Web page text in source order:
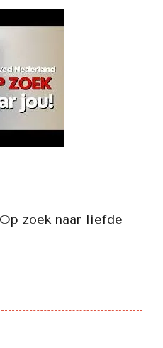
zoek naar liefde